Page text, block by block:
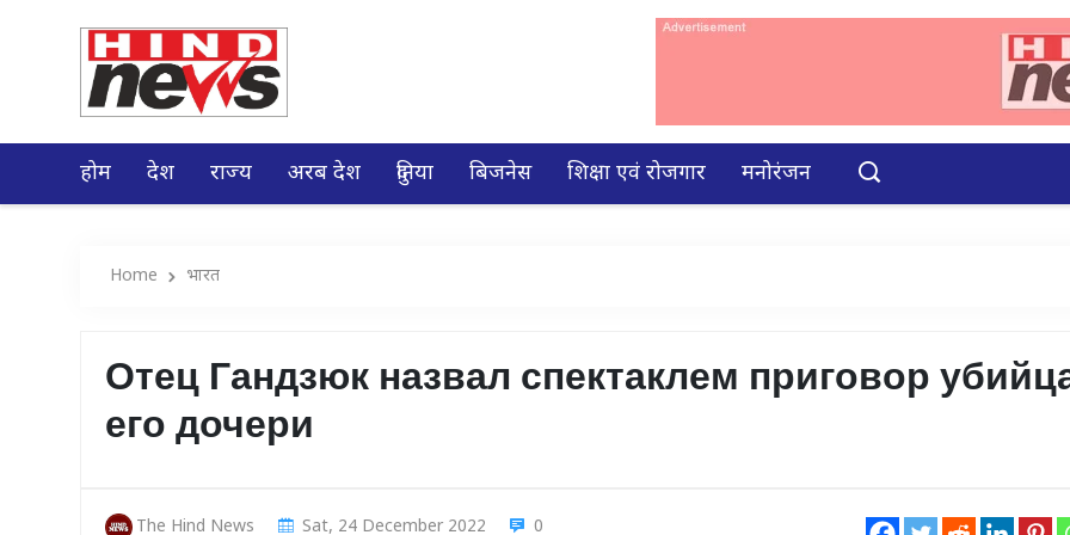
होम देश राज्य अरब देश दुनिया बिजनेस शिक्षा एवं रोजगार मनोरंजन
Home भारत
Отец Гандзюк назвал спектаклем приговор
его дочери
The Hind News Sat, 24 December 2022 0